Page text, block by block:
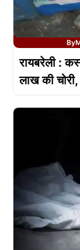
By
रायबरेली :
लाख की